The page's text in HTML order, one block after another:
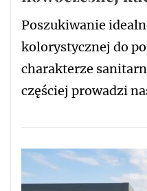
Poszukiwanie
kolorystycznej do
charakterze
częściej prowadzi